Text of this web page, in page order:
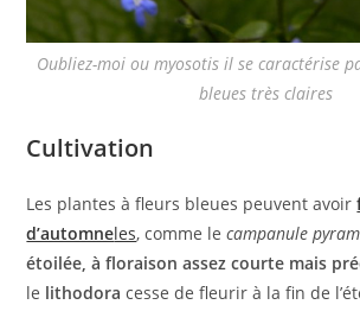
Oubliez-moi ou myosotis il se caractérise
bleues très claires
Cultivation
Les plantes à fleurs bleues peuvent avoir
d’automneles, comme le campanule
étoilée, à floraison assez courte mais
le lithodora cesse de fleurir à la fin de